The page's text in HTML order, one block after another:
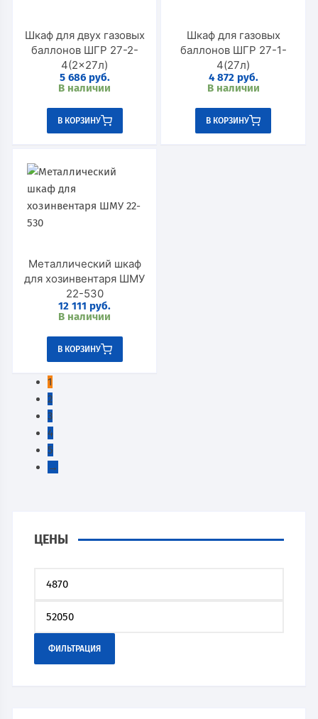
Шкаф для двух газовых
баллонов ШГР 27-2-
4(2×27л)
5 686 руб.
В наличии
В КОРЗИНУ
Шкаф для газовых
баллонов ШГР 27-1-
4(27л)
4 872 руб.
В наличии
В КОРЗИНУ
Металлический шкаф
для хозинвентаря ШМУ
22-530
12 111 руб.
В наличии
В КОРЗИНУ
1
2
3
4
5
→
ЦЕНЫ
ФИЛЬТРАЦИЯ